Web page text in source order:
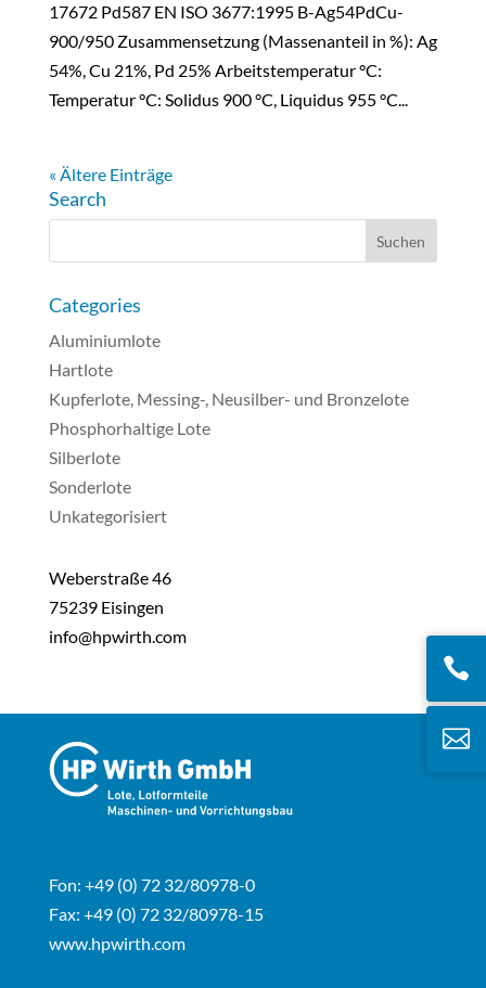
17672 Pd587 EN ISO 3677:1995 B-Ag54PdCu-
900/950 Zusammensetzung (Massenanteil in %): Ag
54%, Cu 21%, Pd 25% Arbeitstemperatur °C:
Temperatur °C: Solidus 900 °C, Liquidus 955 °C...
« Ältere Einträge
Search
Categories
Aluminiumlote
Hartlote
Kupferlote, Messing-, Neusilber- und Bronzelote
Phosphorhaltige Lote
Silberlote
Sonderlote
Unkategorisiert
Weberstraße 46
75239 Eisingen
info@hpwirth.com
Fon: +49 (0) 72 32/80978-0
Fax: +49 (0) 72 32/80978-15
www.hpwirth.com

